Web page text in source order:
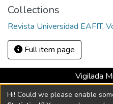
Collections
Revista Universidad EAFIT,
Full item page
Vigilada
Universidad con
Resolución
Hi! Could we please enable